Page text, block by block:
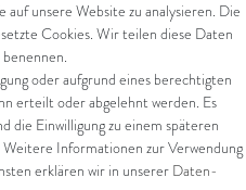
AGB
Impressum
Datenschutz
Widerrufsrecht
Zahlung und Versand
Widerrufsformular
unsere Website zu analysieren. Die
Cookies. Wir teilen diese Daten
oder aufgrund eines berechtigten
erteilt oder abgelehnt werden. Es
die Einwilligung zu einem späteren
Informationen zur Verwendung
erklären wir in unserer Daten­